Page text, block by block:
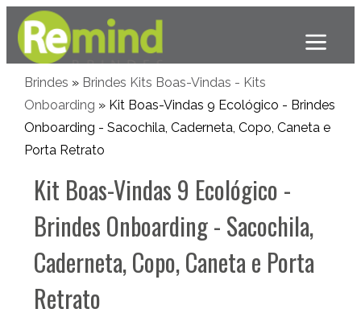
Brindes » Brindes Kits Boas-Vindas - Kits
Onboarding » Kit Boas-Vindas 9 Ecológico - Brindes
Onboarding - Sacochila, Caderneta, Copo, Caneta e
Porta Retrato
Kit Boas-Vindas 9 Ecológico -
Brindes Onboarding - Sacochila,
Caderneta, Copo, Caneta e Porta
Retrato